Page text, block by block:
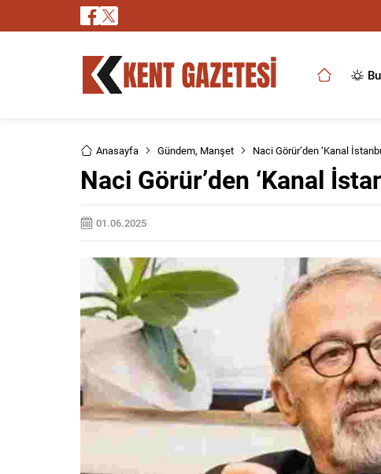
Anasayfa Gündem, Manşet Naci Görür’den ‘Kanal
Naci Görür’den ‘Kanal
01.06.2025